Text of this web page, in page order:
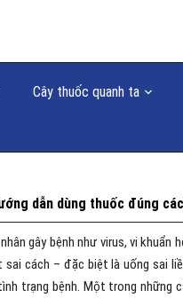
Cây thuốc quanh ta
dẫn dùng thuốc đúng
gây bệnh như virus, vi khuẩn
cách – đặc biệt là uống sai
trạng bệnh. Một trong